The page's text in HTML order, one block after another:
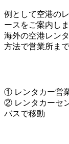
例として空港の
ースをご案内しま
海外の空港レン
方法で営業所ま
① レンタカー営
② レンタカーセ
バスで移動